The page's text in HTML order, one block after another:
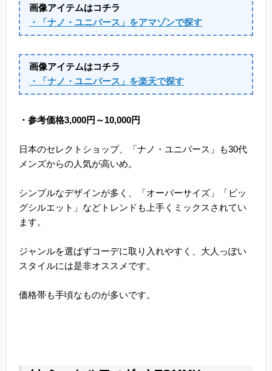
画像アイテムはコチラ
・「ナノ・ユニバース」をアマゾンで探す
画像アイテムはコチラ
・「ナノ・ユニバース」を楽天で探す
・参考価格3,000円～10,000円
日本のセレクトショップ、「ナノ・ユニバース」も30代
メンズからの人気が高いめ。
シンプルなデザインが多く、「オーバーサイズ」「ビッ
グシルエット」などトレンドも上手くミックスされてい
ます。
ジャンルを選ばずコーデに取り入れやすく、大人っぽい
スタイルには是非オススメです。
価格帯も手頃なものが多いです。